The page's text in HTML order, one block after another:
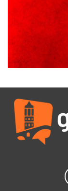
Ευχαριστήριο
Παρασχάκη
5 Αυγούστου 2026
Διακοπή
5 Αυγούστου 2026
Θερινό Σινεμά
Καλοκαιριού
Ανάσες».
5 Αυγούστου 2026
5 Αυγούστου 2026